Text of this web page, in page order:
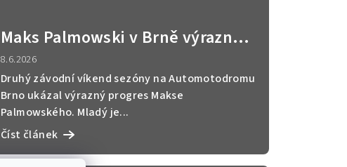
Maks Palmowski v Brně výrazně
zrychlil
8.6.2026
Druhý závodní víkend sezóny na Automotodromu
Brno ukázal výrazný progres Makse
Palmowského. Mladý je...
Číst článek